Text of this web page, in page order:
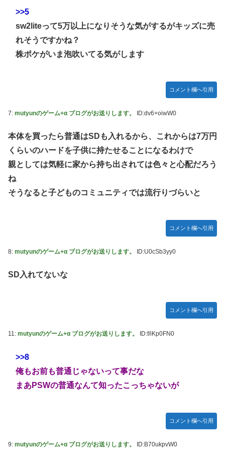
定＆最新PV公開！思ったより発売早い…もう半年後か！
ご主人様？と私と 第68話
いスタバレの上位互換だとまじで好評
【VTuber】千羽師匠、Grokに自分の気持ち悪いツイート聞
連合のモルモット部隊の部隊長になりました 第42話
RPG「たまにロボキャラ居る」←まぁわかる「回復魔法でロ
ボキャラが回復」←？
声優のデビュー前の画像が発掘されると良い気がしない奴
Juice=Juiceの『ポップミュージック』とかいう曲
宮澤エマに「国宝級の浴衣美人」の声！「マイ・フィクショ
レクサスの軽トラとかどうよ
突進してきた牛を跳び越えたら、牛が固まって動かなくなっ
ジャンポケ斉藤の被害女性「バウムクーヘン売ったり
黒見明香ちゃんの円陣の声出しが凄かった！！！【乃木坂
46】
>>5
sw2liteって5万以上になりそうな気がするがキッズに売
れそうですかね？
株ポケがいま泡吹いてる気がします
コメント欄へ引用
7: mutyunのゲーム+α ブログがお送りします。 ID:dv6+oiwW0
本体を買ったら普通はSDも入れるから、これからは7万円
くらいのハードを子供に持たせることになるわけで
親としては気軽に家から持ち出されては色々と心配だろう
ね
そうなると子どものコミュニティでは流行りづらいと
コメント欄へ引用
8: mutyunのゲーム+α ブログがお送りします。 ID:U0cSb3yy0
SD入れてないな
コメント欄へ引用
11: mutyunのゲーム+α ブログがお送りします。 ID:f/iKp0FN0
>>8
俺もお前も普通じゃないって事だな
まあPSWの普通なんて知ったこっちゃないが
コメント欄へ引用
9: mutyunのゲーム+α ブログがお送りします。 ID:B70ukpvW0